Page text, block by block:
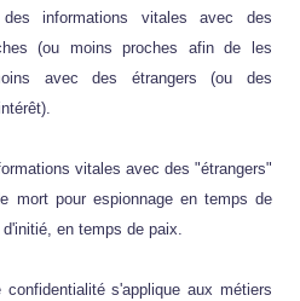
informations vitales avec des
(ou moins proches afin de les
avec des étrangers (ou des
vitales avec des "étrangers"
mort pour espionnage en temps de
en temps de paix.
confidentialité s'applique aux métiers